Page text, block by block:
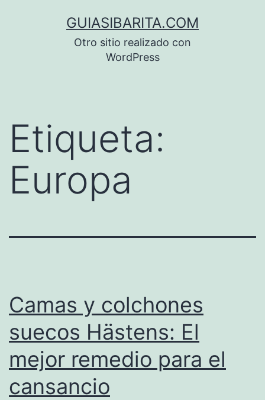
GUIASIBARITA.COM
Otro sitio realizado con
WordPress
Etiqueta:
Europa
Camas y colchones
suecos Hästens: El
mejor remedio para el
cansancio